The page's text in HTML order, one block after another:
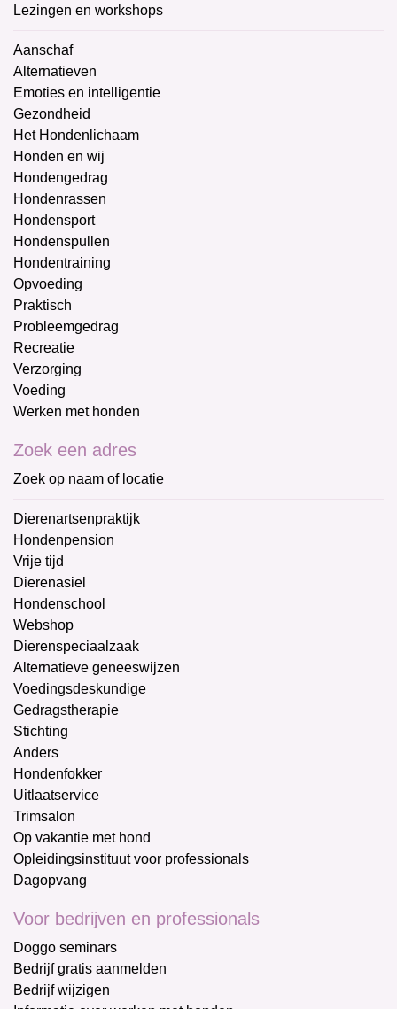
Lezingen en workshops
Aanschaf
Alternatieven
Emoties en intelligentie
Gezondheid
Het Hondenlichaam
Honden en wij
Hondengedrag
Hondenrassen
Hondensport
Hondenspullen
Hondentraining
Opvoeding
Praktisch
Probleemgedrag
Recreatie
Verzorging
Voeding
Werken met honden
Zoek een adres
Zoek op naam of locatie
Dierenartsenpraktijk
Hondenpension
Vrije tijd
Dierenasiel
Hondenschool
Webshop
Dierenspeciaalzaak
Alternatieve geneeswijzen
Voedingsdeskundige
Gedragstherapie
Stichting
Anders
Hondenfokker
Uitlaatservice
Trimsalon
Op vakantie met hond
Opleidingsinstituut voor professionals
Dagopvang
Voor bedrijven en professionals
Doggo seminars
Bedrijf gratis aanmelden
Bedrijf wijzigen